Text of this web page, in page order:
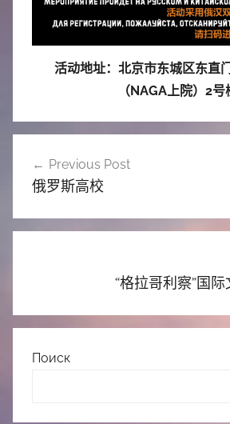
活动地址：北京市东城区东直
（NAGA上院）2号
航
Previous Post
俄罗斯高校
“格拉哥利察”国际
Поиск